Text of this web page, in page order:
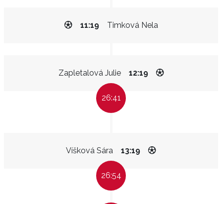
Timková Nela
11:19
Zapletalová Julie 12:19
26:41
Víšková Sára 13:19
26:54